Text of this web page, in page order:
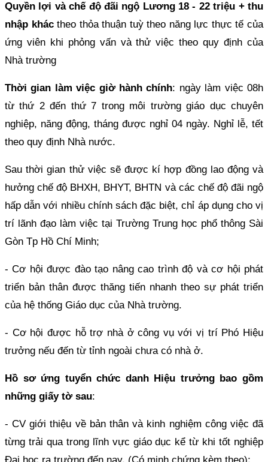
Quyền lợi và chế độ đãi ngộ Lương 18 - 22 triệu + thu
nhập kháctheo thỏa thuận tuỳ theo năng lực thực tế của
ứng viên khi phỏng vấn và thử việc theo quy định của
Nhà trường
Thời gian làm việc giờ hành chính: ngày làm việc 08h
từ thứ 2 đến thứ 7 trong môi trường giáo dục chuyên
nghiệp, năng động, tháng được nghỉ 04 ngày. Nghỉ lễ, tết
theo quy định Nhà nước.
Sau thời gian thử việc sẽ được kí hợp đồng lao động và
hưởng chế độ BHXH, BHYT, BHTN và các chế độ đãi ngộ
hấp dẫn với nhiều chính sách đặc biệt, chỉ áp dụng cho vị
trí lãnh đạo làm việc tại Trường Trung học phổ thông Sài
Gòn Tp Hồ Chí Minh;
- Cơ hội được đào tạo nâng cao trình độ và cơ hội phát
triển bản thân được thăng tiến nhanh theo sự phát triển
của hệ thống Giáo dục của Nhà trường.
- Cơ hội được hỗ trợ nhà ở công vụ với vị trí Phó Hiệu
trưởng nếu đến từ tỉnh ngoài chưa có nhà ở.
Hồ sơ ứng tuyển chức danh Hiệu trưởng bao gồm
những giấy tờ sau:
- CV giới thiệu về bản thân và kinh nghiệm công việc đã
từng trải qua trong lĩnh vực giáo dục kể từ khi tốt nghiệp
Đại học ra trường đến nay. (Có minh chứng kèm theo);